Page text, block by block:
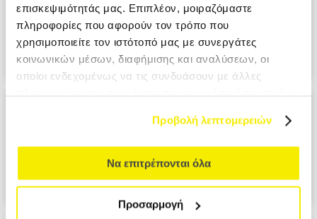
επισκεψιμότητάς μας. Επιπλέον, μοιραζόμαστε
πληροφορίες που αφορούν τον τρόπο που
χρησιμοποιείτε τον ιστότοπό μας με συνεργάτες
κοινωνικών μέσων, διαφήμισης και αναλύσεων, οι
οποίοι ενδεχομένως να τις συνδυάσουν με άλλες
Προβολή λεπτομερειών
Να επιτρέπονται όλα
Προσαρμογή
Ο επαγγελματισμος σε ολο το μεγαλειο του. Σιγουρα θα το
προτιμησουμε στο επομενο ταξιδι μας. PANAGIOTOPOULOU
ATHANASIA MRS
ΗΜΕΡΕΣ 29/05/26 ΑΖ
ΥΠΕΡΟΧΟ ΤΑΞΙΔΙ ΠΟΥ ΜΑΣ ΕΚΑΝΕ ΝΑ ΣΥΓΚΙΝΗΘΟΥΜΕ ΣΤΑ